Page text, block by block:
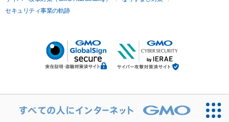
セキュリティ事業の軌跡